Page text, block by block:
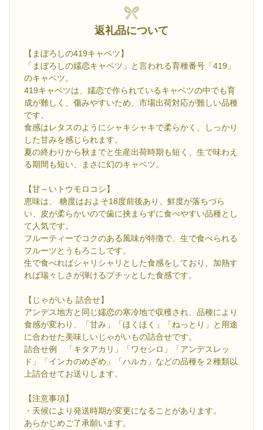
返礼品について
【まぼろしの419キャベツ】
「まぼろしの嬬恋キャベツ」と言われる育種番号「419」
のキャベツ。
419キャベツは、嬬恋で作られているキャベツの中でも育
成が難しく、傷みやすいため、市場出荷対応が難しい品種
です。
食感はレタスのようにシャキシャキで柔らかく、しっかり
した甘みを感じられます。
夏の終わりから秋までと生産出荷時期も短く、生で味わえ
る期間も短い、まさに幻のキャベツ。
【甘～いトウモロコシ】
恵味は、 糖度はおよそ18度前後あり、鮮度が落ちづら
い、皮が柔らかいので歯に挟まらずに食べやすい品種とし
て人気です。
フルーティーでコクのある風味が特徴で、生で食べられる
フルーツとうもろこしです。
生で食べればシャリシャリとした食感をしており、加熱す
れば瑞々しさが弾けるプチッとした食感です。
【じゃがいも 詰合せ】
アンデス地方と同じ嬬恋の寒冷地で収穫され、品種により
食感が変わり、「甘み」「ほくほく」「ねっとり」と用途
に合わせた美味しいじゃがいもの詰合せです。
詰合せ例 「キタアカリ」「ワセシロ」「アンデスレッ
ド」「インカのめざめ」「ハルカ」などの品種を２種類以
上詰合せてお送りします。
【注意事項】
・天候により発送時期が変更になることがあります。
あらかじめご了承願います。